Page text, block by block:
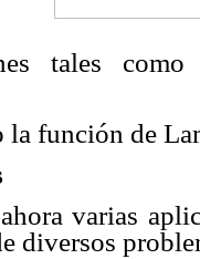
tales como
la función de
ahora varias
diversos